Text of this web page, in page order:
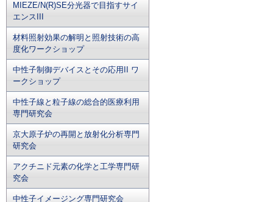
MIEZE/N(R)SE分光器で目指すサイ
エンスIII
材料照射効果の解明と照射技術の高
度化ワークショップ
中性子制御デバイスとその応用II ワ
ークショップ
中性子線と粒子線の総合的医療利用
専門研究会
京大原子炉の再開と放射化分析専門
研究会
アクチニド元素の化学と工学専門研
究会
中性子イメージング専門研究会